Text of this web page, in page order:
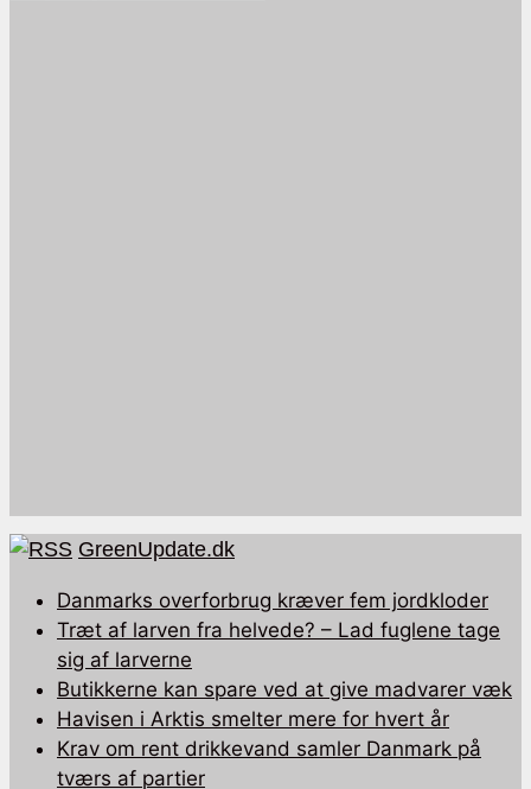
GreenUpdate.dk
Danmarks overforbrug kræver fem jordkloder
Træt af larven fra helvede? – Lad fuglene tage
sig af larverne
Butikkerne kan spare ved at give madvarer væk
Havisen i Arktis smelter mere for hvert år
Krav om rent drikkevand samler Danmark på
tværs af partier